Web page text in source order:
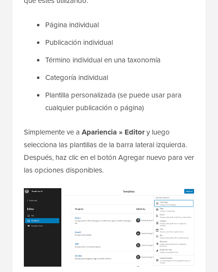
Página individual
Publicación individual
Término individual en una taxonomía
Categoría individual
Plantilla personalizada (se puede usar para
cualquier publicación o página)
Simplemente ve a Apariencia » Editory luego
selecciona las plantillas de la barra lateral izquierda.
Después, haz clic en el botón Agregar nuevo para ver
las opciones disponibles.